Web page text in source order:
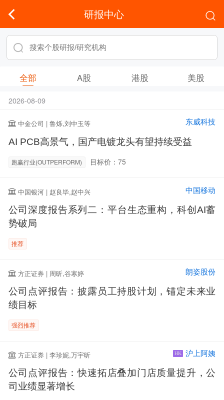
研报中心
全部 A股 港股 美股
2026-08-09
中金公司 | 鲁烁,刘中玉等 东威科技
AI PCB高景气，国产电镀龙头有望持续受益
跑赢行业(OUTPERFORM) 目标价：75
中国银河 | 赵良毕,赵中兴 中国移动
公司深度报告系列二：平台生态重构，科创AI蓄
势破局
推荐
方正证券 | 周昕,谷寒婷 朗姿股份
公司点评报告：披露员工持股计划，锚定未来业
绩目标
强烈推荐
方正证券 | 李珍妮,万宇昕 HK 沪上阿姨
公司点评报告：快速拓店叠加门店质量提升，公
司业绩显著增长